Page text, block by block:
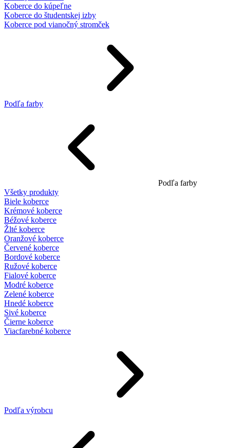
Koberce do kúpeľne
Koberce do študentskej izby
Koberce pod vianočný stromček
Podľa farby
Podľa farby
Všetky produkty
Biele koberce
Krémové koberce
Béžové koberce
Žlté koberce
Oranžové koberce
Červené koberce
Bordové koberce
Ružové koberce
Fialové koberce
Modré koberce
Zelené koberce
Hnedé koberce
Sivé koberce
Čierne koberce
Viacfarebné koberce
Podľa výrobcu